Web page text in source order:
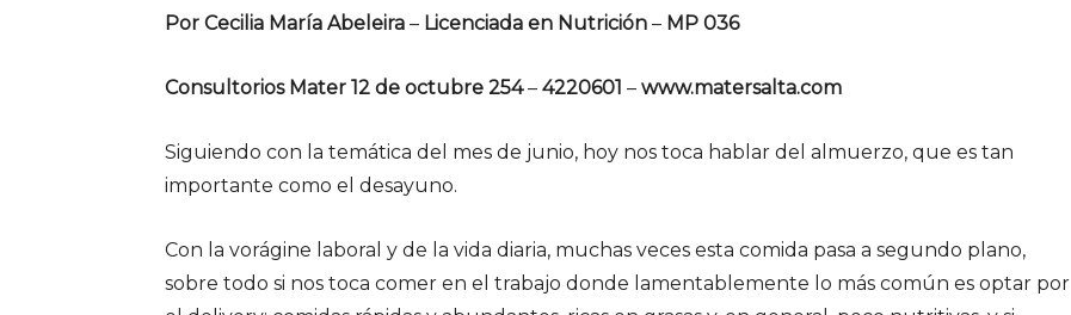
Por Cecilia María Abeleira – Licenciada en Nutrición – MP 036
Consultorios Mater 12 de octubre 254– 4220601 – www.matersalta.com
Siguiendo con la temática del mes de junio, hoy nos toca hablar del almuerzo, que es tan
importante como el desayuno.
Con la vorágine laboral y de la vida diaria, muchas veces esta comida pasa a segundo plano,
sobre todo si nos toca comer en el trabajo donde lamentablemente lo más común es optar por